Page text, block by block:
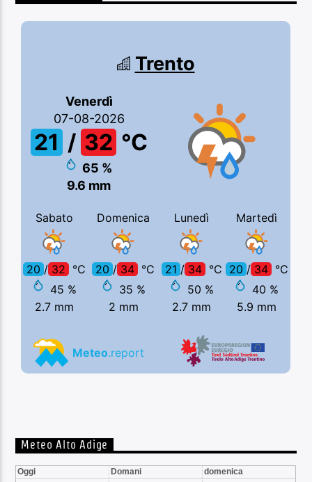
Meteo Alto Adige
Oggi Domani domenica